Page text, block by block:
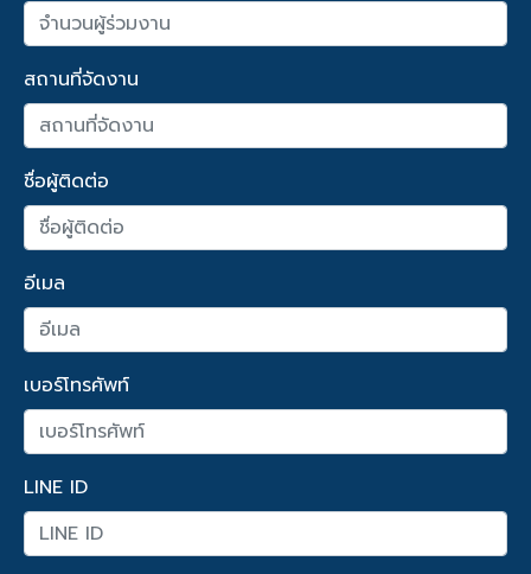
สถานที่จัดงาน
ชื่อผู้ติดต่อ
อีเมล
เบอร์โทรศัพท์
LINE ID